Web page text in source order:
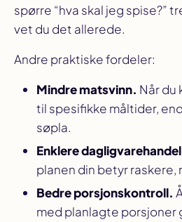
spørre “hva skal jeg spise?”
vet du det allerede.
Andre praktiske fordeler:
Mindre matsvinn. Når du
til spesifikke måltider,
søpla.
Enklere
planen din betyr raskere,
Bedre porsjonskontroll.
med planlagte porsjoner